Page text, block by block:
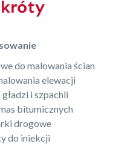
do malowania ścian
elewacji
i szpachli
bitumicznych
drogowe
do iniekcji